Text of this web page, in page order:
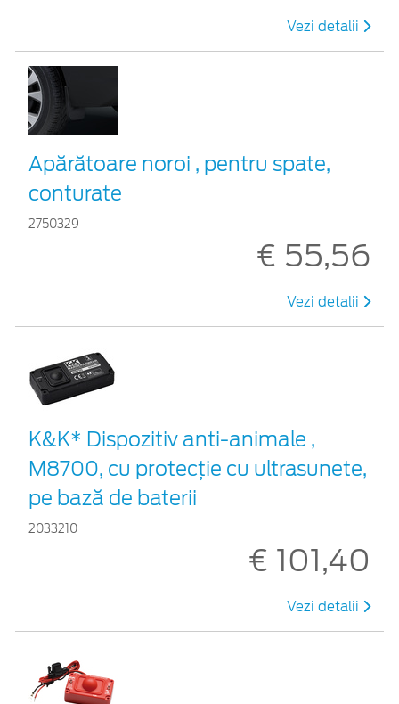
Vezi detalii
Apărătoare noroi , pentru spate,
conturate
2750329
€ 55,56
Vezi detalii
K&K* Dispozitiv anti-animale ,
M8700, cu protecție cu ultrasunete,
pe bază de baterii
2033210
€ 101,40
Vezi detalii